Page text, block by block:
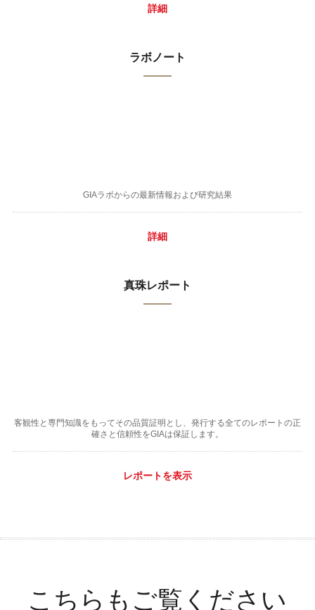
詳細
ラボノート
GIAラボからの最新情報および研究結果
詳細
真珠レポート
客観性と専門知識をもってその品質証明とし、発行する全てのレポートの正
確さと信頼性をGIAは保証します。
レポートを表示
こちらもご覧ください